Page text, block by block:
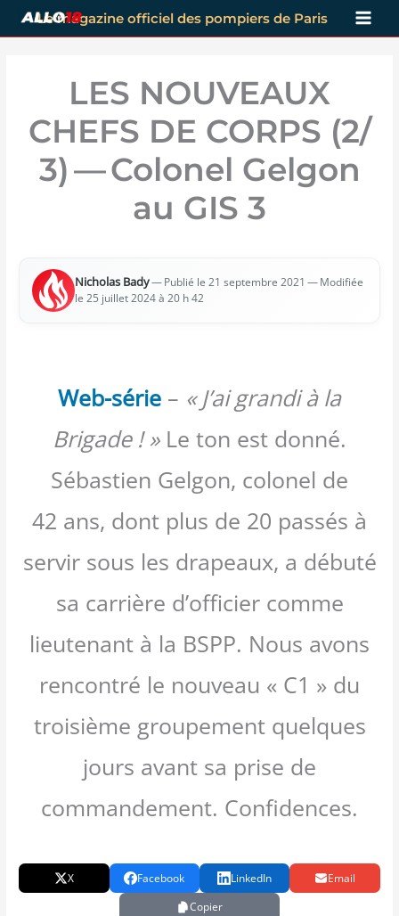
Aller
au
Le magazine officiel des pompiers de Paris
LES NOUVEAUX
CHEFS DE CORPS (2/​
3) — Colonel Gelgon
au GIS 3
Nicho­las Bady— Publié le 21 sep­tembre 2021 — Modi­fiée
le 25 juillet 2024 à 20 h 42
Web-série – « J’ai grandi à la
Brigade ! »Le ton est donné.
Sébastien Gelgon, colonel de
42 ans, dont plus de 20 passés à
servir sous les drapeaux, a débuté
sa carrière d’officier comme
lieutenant à la BSPP. Nous avons
rencontré le nouveau « C1 » du
troisième groupement quelques
jours avant sa prise de
commandement. Confidences.
X Facebook LinkedIn
Email
Copier